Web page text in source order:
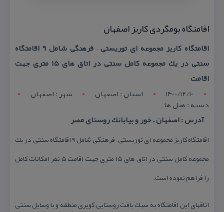
اقامتگاه بومگردی كاریز اصفهان
اقامتگاه كاریز مجموعه ای توریستی – فرهنگی شامل ۹ اقامتگاه
سنتی در یك مجموعه كامل سنتی در اتاق های ۱۵ متری جهت
اقامت
1400/12/10
استان : اصفهان شهر : اصفهان
دسته : هتل ها
آدرس : اصفهان – خور و بیابانك روستای مصر
اقامتگاه كاریز مجموعه ای توریستی – فرهنگی شامل ۹ اقامتگاه سنتی در یك
مجموعه كامل سنتی در اتاق های ۱۵ متری جهت اقامت ۵ نفر امكانات كامل
را فراهم نموده است.
اتاقهای این اقامتگاه به سبك بافت روستایی كویری منطقه و با وسایل سنتی